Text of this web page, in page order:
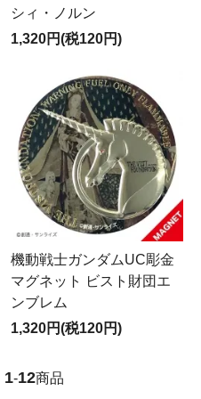
シィ・ノルン
1,320円(税120円)
機動戦士ガンダムUC彫金
マグネット ビスト財団エ
ンブレム
1,320円(税120円)
1-12商品